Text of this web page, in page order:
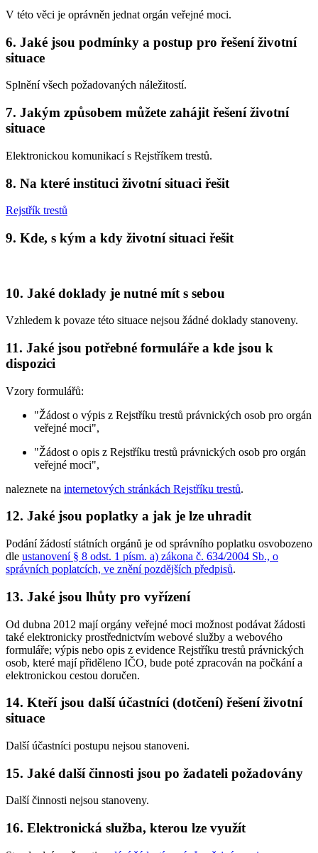
V této věci je oprávněn jednat orgán veřejné moci.
6. Jaké jsou podmínky a postup pro řešení životní
situace
Splnění všech požadovaných náležitostí.
7. Jakým způsobem můžete zahájit řešení životní
situace
Elektronickou komunikací s Rejstříkem trestů.
8. Na které instituci životní situaci řešit
Rejstřík trestů
9. Kde, s kým a kdy životní situaci řešit
10. Jaké doklady je nutné mít s sebou
Vzhledem k povaze této situace nejsou žádné doklady stanoveny.
11. Jaké jsou potřebné formuláře a kde jsou k
dispozici
Vzory formulářů:
"Žádost o výpis z Rejstříku trestů právnických osob pro orgán
veřejné moci",
"Žádost o opis z Rejstříku trestů právnických osob pro orgán
veřejné moci",
naleznete na internetových stránkách Rejstříku trestů.
12. Jaké jsou poplatky a jak je lze uhradit
Podání žádostí státních orgánů je od správního poplatku osvobozeno
dle ustanovení § 8 odst. 1 písm. a) zákona č. 634/2004 Sb., o
správních poplatcích, ve znění pozdějších předpisů.
13. Jaké jsou lhůty pro vyřízení
Od dubna 2012 mají orgány veřejné moci možnost podávat žádosti
také elektronicky prostřednictvím webové služby a webového
formuláře; výpis nebo opis z evidence Rejstříku trestů právnických
osob, které mají přiděleno IČO, bude poté zpracován na počkání a
elektronickou cestou doručen.
14. Kteří jsou další účastníci (dotčení) řešení životní
situace
Další účastníci postupu nejsou stanoveni.
15. Jaké další činnosti jsou po žadateli požadovány
Další činnosti nejsou stanoveny.
16. Elektronická služba, kterou lze využít